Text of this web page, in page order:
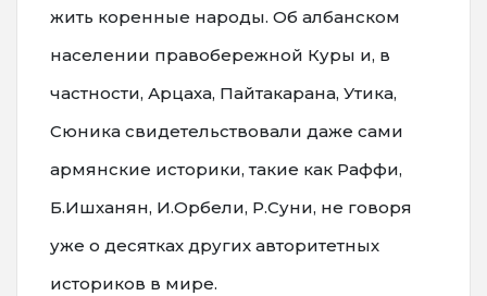
жить коренные народы. Об албанском
населении правобережной Куры и, в
частности, Арцаха, Пайтакарана, Утика,
Сюника свидетельствовали даже сами
армянские историки, такие как Раффи,
Б.Ишханян, И.Орбели, Р.Суни, не говоря
уже о десятках других авторитетных
историков в мире.